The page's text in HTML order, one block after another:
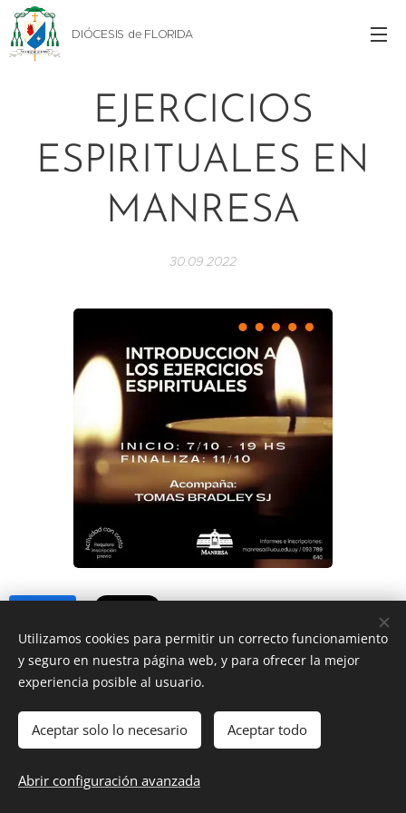
DIÓCESIS de FLORIDA
EJERCICIOS
ESPIRITUALES EN
MANRESA
30.09.2022
@ Diócesis Florida 2025
Utilizamos cookies para permitir un correcto funcionamiento
y seguro en nuestra página web, y para ofrecer la mejor
experiencia posible al usuario.
Aceptar solo lo necesario Aceptar todo
Abrir configuración avanzada